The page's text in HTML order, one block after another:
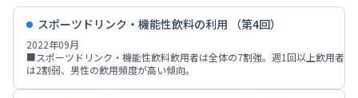
スポーツドリンク・機能性飲料の利用 （第4回）
2022年09月
■スポーツドリンク・機能性飲料飲用者は全体の7割強。週1回以上飲用者
は2割弱、男性の飲用頻度が高い傾向。
■スポーツドリンク・機能性飲料を飲む場面は「汗をかいた」「のどが渇